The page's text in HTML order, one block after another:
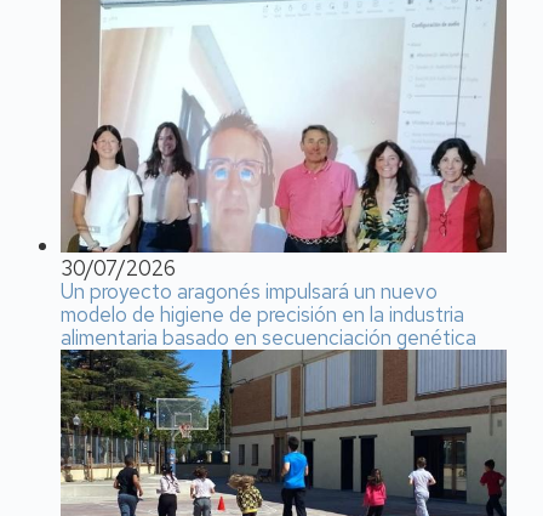
30/07/2026
Un proyecto aragonés impulsará un nuevo
modelo de higiene de precisión en la industria
alimentaria basado en secuenciación genética